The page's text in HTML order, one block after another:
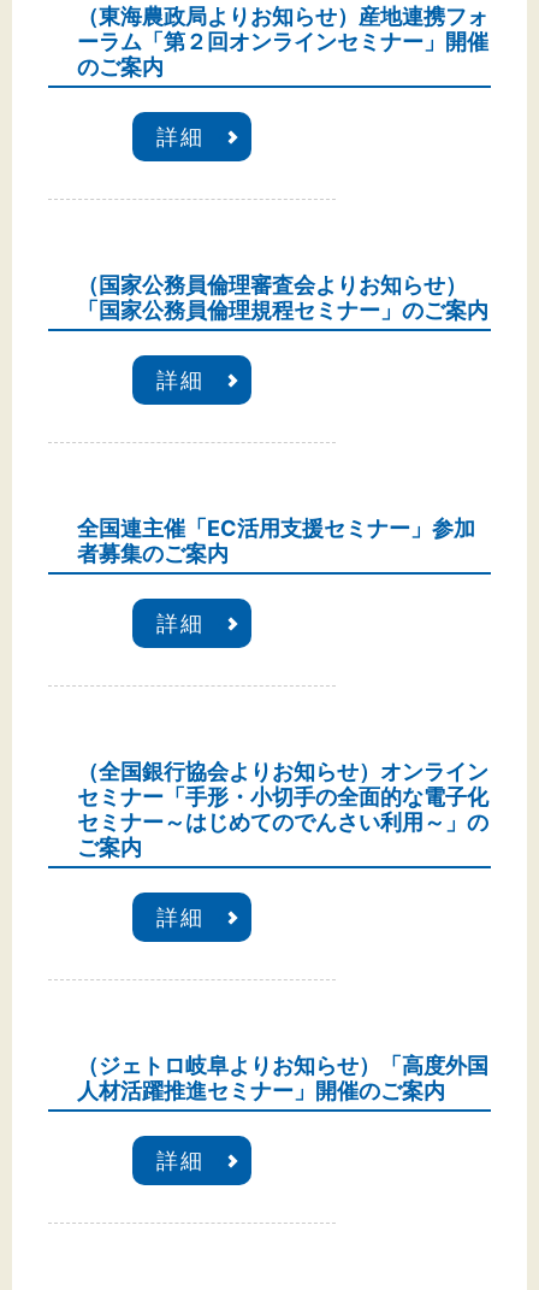
（東海農政局よりお知らせ）産地連携フォ
ーラム「第２回オンラインセミナー」開催
のご案内
詳細
（国家公務員倫理審査会よりお知らせ）
「国家公務員倫理規程セミナー」のご案内
詳細
全国連主催「EC活用支援セミナー」参加
者募集のご案内
詳細
（全国銀行協会よりお知らせ）オンライン
セミナー「手形・小切手の全面的な電子化
セミナー～はじめてのでんさい利用～」の
ご案内
詳細
（ジェトロ岐阜よりお知らせ）「高度外国
人材活躍推進セミナー」開催のご案内
詳細